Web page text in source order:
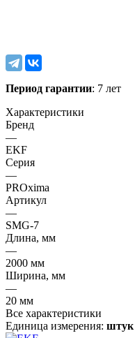
Период гарантии: 7 лет
Характеристики
Бренд
—
EKF
Серия
—
PROxima
Артикул
—
SMG-7
Длина, мм
—
2000 мм
Ширина, мм
—
20 мм
Все характеристики
Единица измерения: штук